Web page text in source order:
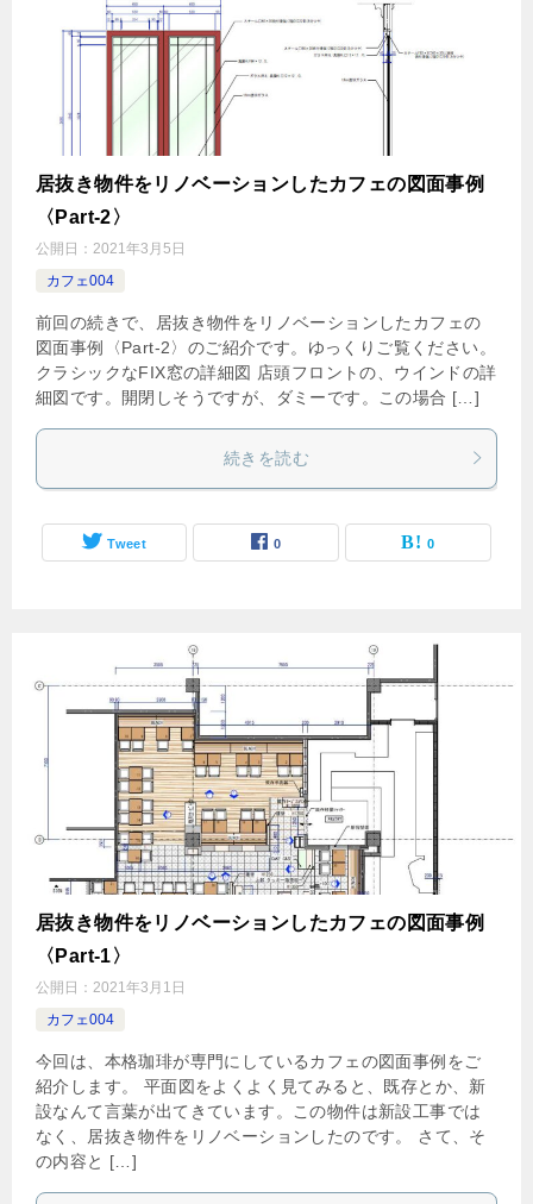
居抜き物件をリノベーションしたカフェの図面事例
〈Part-2〉
公開日： 2021年3月5日
カフェ004
前回の続きで、居抜き物件をリノベーションしたカフェの
図面事例〈Part-2〉のご紹介です。ゆっくりご覧ください。
クラシックなFIX窓の詳細図 店頭フロントの、ウインドの詳
細図です。開閉しそうですが、ダミーです。この場合 […]
続きを読む
Tweet 0 0
居抜き物件をリノベーションしたカフェの図面事例
〈Part-1〉
公開日： 2021年3月1日
カフェ004
今回は、本格珈琲が専門にしているカフェの図面事例をご
紹介します。 平面図をよくよく見てみると、既存とか、新
設なんて言葉が出てきています。この物件は新設工事では
なく、居抜き物件をリノベーションしたのです。 さて、そ
の内容と […]